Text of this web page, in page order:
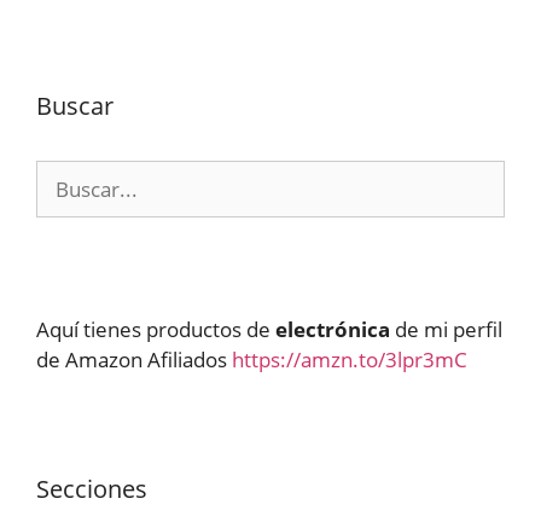
Buscar
Aquí tienes productos de electrónica de mi perfil
de Amazon Afiliados https://amzn.to/3lpr3mC
Secciones